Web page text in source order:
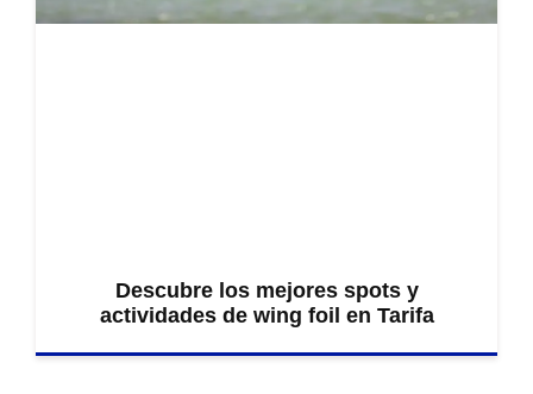
Descubre los mejores spots y
actividades de wing foil en Tarifa